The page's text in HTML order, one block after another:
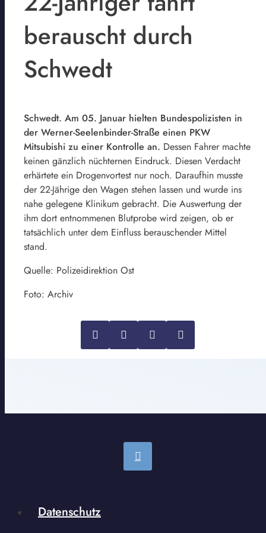
berauscht durch
Schwedt
Schwedt. Am 05. Januar hielten Bundespolizisten in
der Werner-Seelenbinder-Straße einen PKW
Mitsubishi zu einer Kontrolle an. Dessen Fahrer machte
keinen gänzlich nüchternen Eindruck. Diesen Verdacht
erhärtete ein Drogenvortest nur noch. Daraufhin musste
der 22-Jährige den Wagen stehen lassen und wurde ins
nahe gelegene Klinikum gebracht. Die Auswertung der
ihm dort entnommenen Blutprobe wird zeigen, ob er
tatsächlich unter dem Einfluss berauschender Mittel
stand.
Quelle: Polizeidirektion Ost
Foto: Archiv
Datenschutz